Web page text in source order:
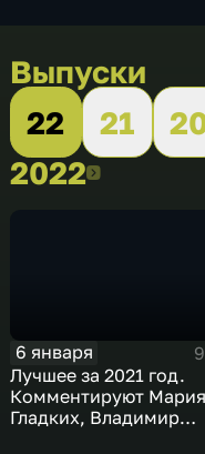
Выпуски
22
21
20222022
6 января
Лучшее за 2021 год.
Комментируют Мария
Гладких, Владимир